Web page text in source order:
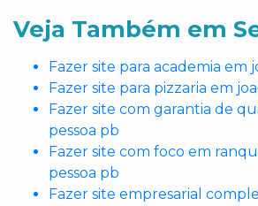
Veja Também em
Fazer site para academia em
Fazer site para pizzaria em
Fazer site com garantia de
pessoa pb
Fazer site com foco em
pessoa pb
Fazer site empresarial